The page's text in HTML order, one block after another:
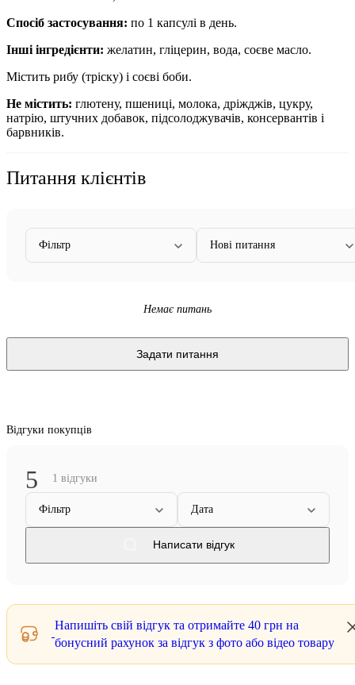
Спосіб застосування: по 1 капсулі в день.
Інші інгредієнти: желатин, гліцерин, вода, соєве масло.
Містить рибу (тріску) і соєві боби.
Не містить: глютену, пшениці, молока, дріжджів, цукру,
натрію, штучних добавок, підсолоджувачів, консервантів і
барвників.
Питання клієнтів
Фільтр Нові питання
Немає питань
Задати питання
Відгуки покупців
5 1 відгуки
Фільтр Дата
Написати відгук
Напишіть свій відгук та отримайте 40 грн на
бонусний рахунок за відгук з фото або відео товару